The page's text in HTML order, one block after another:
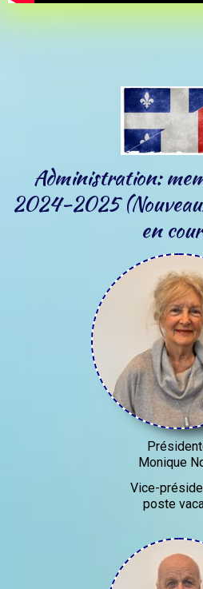
Administration:
2024-2025
en
Monique
Vice-
poste